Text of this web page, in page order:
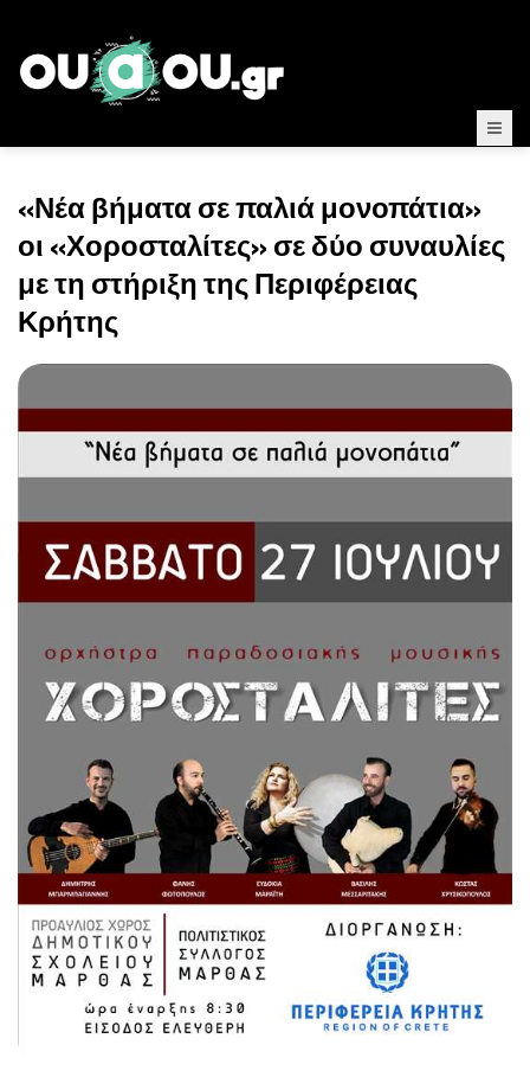
«Νέα βήματα σε παλιά μονοπάτια»
οι «Χοροσταλίτες» σε δύο συναυλίες
με τη στήριξη της Περιφέρειας
Κρήτης